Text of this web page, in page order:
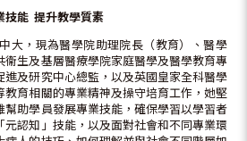
技能 提升教學質素
大，現為醫學院助理院長（教育）、醫學
衞生及基層醫療學院家庭醫學及醫學教育專
進及研究中心總監，以及英國皇家全科醫學
教育相關的專業精神及操守培育工作，她堅
幫助學員發展專業技能，確保學習以學習者
元認知」技能，以及面對社會和不同專業環